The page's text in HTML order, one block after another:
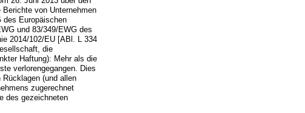
von Unternehmen
des Europäischen
und 83/349/EWG des
2014/102/EU [ABl. L 334
die
Haftung): Mehr als die
verlorengegangen. Dies
(und allen
zugerechnet
des gezeichneten